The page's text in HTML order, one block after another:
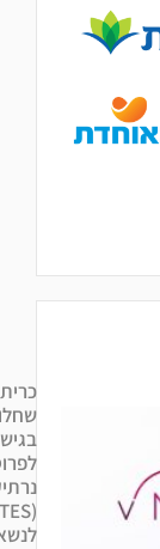
לפרוסקופית
נרתיקית
(vNOTES)
לנשאיות